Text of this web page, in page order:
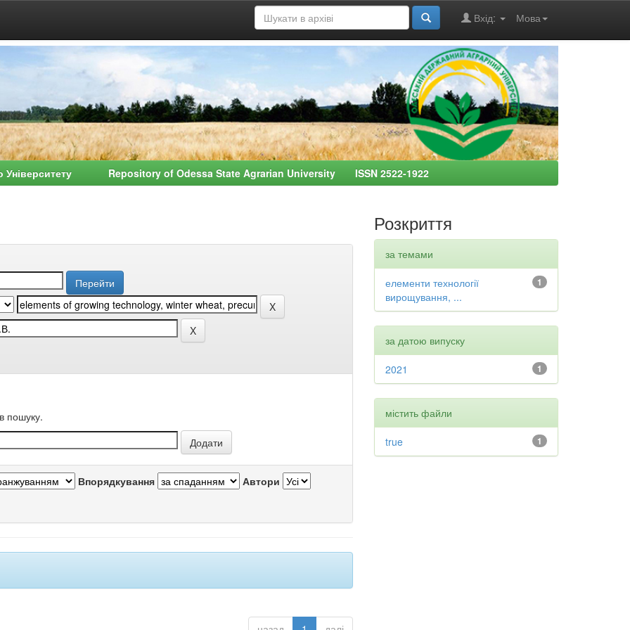
Мова
Вхід:
Університету Repository of Odessa State Agrarian University ISSN 2522-1922
пошуку.
Впорядкування Автори
Розкриття
за темами
1
елементи технології
вирощування, ...
за датою випуску
1
2021
містить файли
1
true